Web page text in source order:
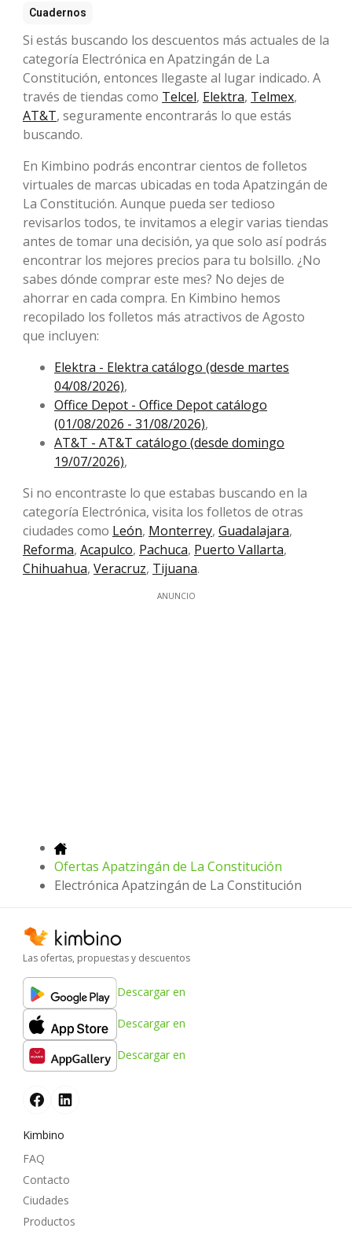
Cuadernos
Si estás buscando los descuentos más actuales de la
categoría Electrónica en Apatzingán de La
Constitución, entonces llegaste al lugar indicado. A
través de tiendas como Telcel, Elektra, Telmex,
AT&T, seguramente encontrarás lo que estás
buscando.
En Kimbino podrás encontrar cientos de folletos
virtuales de marcas ubicadas en toda Apatzingán de
La Constitución. Aunque pueda ser tedioso
revisarlos todos, te invitamos a elegir varias tiendas
antes de tomar una decisión, ya que solo así podrás
encontrar los mejores precios para tu bolsillo. ¿No
sabes dónde comprar este mes? No dejes de
ahorrar en cada compra. En Kimbino hemos
recopilado los folletos más atractivos de Agosto
que incluyen:
Elektra - Elektra catálogo (desde martes
04/08/2026),
Office Depot - Office Depot catálogo
(01/08/2026 - 31/08/2026),
AT&T - AT&T catálogo (desde domingo
19/07/2026),
Si no encontraste lo que estabas buscando en la
categoría Electrónica, visita los folletos de otras
ciudades como León, Monterrey, Guadalajara,
Reforma, Acapulco, Pachuca, Puerto Vallarta,
Chihuahua, Veracruz, Tijuana.
ANUNCIO
Ofertas Apatzingán de La Constitución
Electrónica Apatzingán de La Constitución
Las ofertas, propuestas y descuentos
Descargar en
Descargar en
Descargar en
Kimbino
FAQ
Contacto
Ciudades
Productos